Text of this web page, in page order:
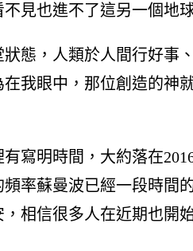
見也進不了這另一個地
態，人類於人間行好事
我眼中，那位創造的神
寫明時間，大約落在
率蘇曼波已經一段時間
相信很多人在近期也開